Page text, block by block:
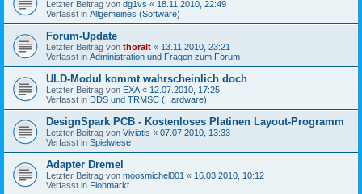
Letzter Beitrag von dg1vs « 18.11.2010, 22:49
Verfasst in Allgemeines (Software)
Forum-Update
Letzter Beitrag von thoralt « 13.11.2010, 23:21
Verfasst in Administration und Fragen zum Forum
ULD-Modul kommt wahrscheinlich doch
Letzter Beitrag von EXA « 12.07.2010, 17:25
Verfasst in DDS und TRMSC (Hardware)
DesignSpark PCB - Kostenloses Platinen Layout-Programm
Letzter Beitrag von Viviatis « 07.07.2010, 13:33
Verfasst in Spielwiese
Adapter Dremel
Letzter Beitrag von moosmichel001 « 16.03.2010, 10:12
Verfasst in Flohmarkt